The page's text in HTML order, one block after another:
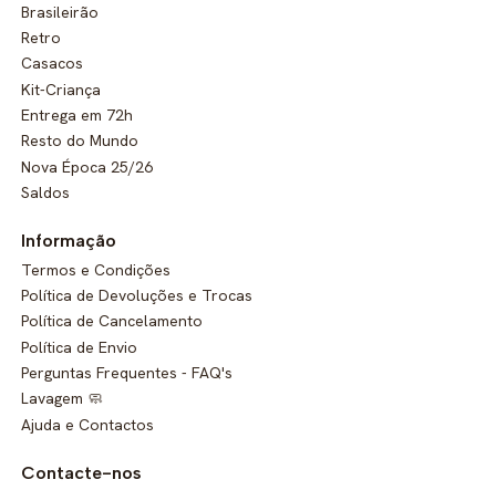
Brasileirão
Retro
Casacos
Kit-Criança
Entrega em 72h
Resto do Mundo
Nova Época 25/26
Saldos
Informação
Termos e Condições
Política de Devoluções e Trocas
Política de Cancelamento
Política de Envio
Perguntas Frequentes - FAQ's
Lavagem 🧼
Ajuda e Contactos
Contacte-nos